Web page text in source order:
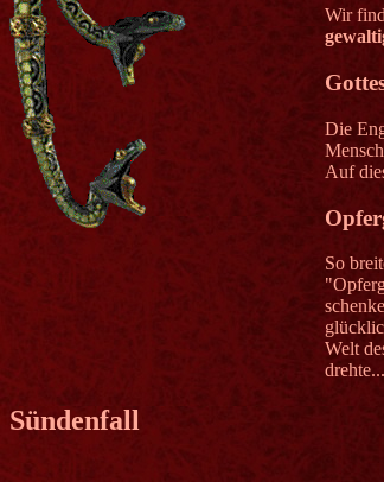
Wir
Die
Auf
So
Welt
drehte...
Sündenfall